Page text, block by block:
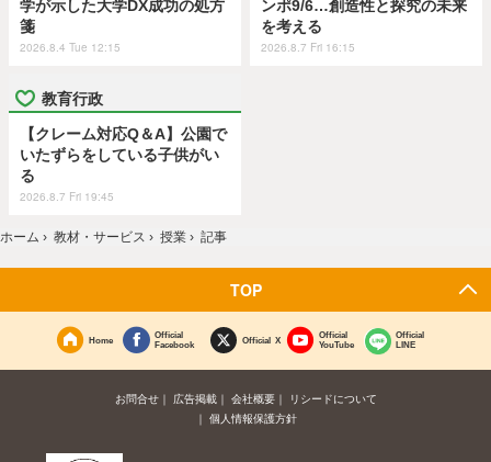
学が示した大学DX成功の処方
箋
2026.8.4 Tue 12:15
ンポ9/6…創造性と探究の未来
を考える
2026.8.7 Fri 16:15
教育行政
【クレーム対応Q＆A】公園で
いたずらをしている子供がい
る
2026.8.7 Fri 19:45
ホーム › 教材・サービス › 授業 › 記事
TOP
Home
Official
Facebook
Official X
Official
YouTube
Official
LINE
お問合せ 広告掲載 会社概要
リシードについて
個人情報保護方針